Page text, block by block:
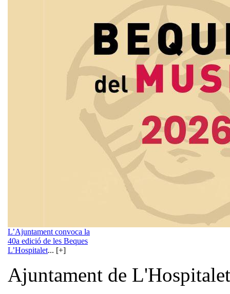
L’Ajuntament convoca la
40a edició de les Beques
L’Hospitalet... [+]
Ajuntament de L'Hospitalet